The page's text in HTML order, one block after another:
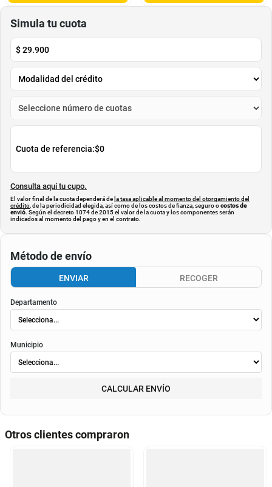
Simula tu cuota
$29.900
Cuota de referencia:$0
Consulta aquí tu cupo.
El valor final de la cuota dependerá de la tasa aplicable al momento del otorgamiento del
crédito , de la periodicidad elegida, así como de los costos de fianza, seguro ocostos de
envió. Según el decreto 1074 de 2015 el valor de la cuota y los componentes serán
indicados al momento del pago y en el contrato.
Método de envío
ENVIAR RECOGER
Departamento
Municipio
CALCULAR ENVÍO
Otros clientes compraron